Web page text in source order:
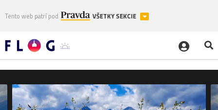
Tento web patrí pod VŠETKY SEKCIE